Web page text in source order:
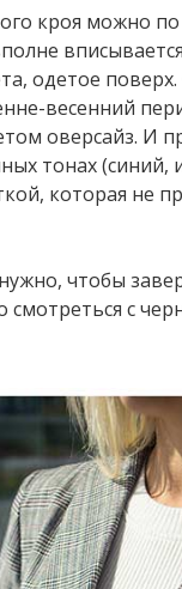
кроя можно
одетое
весенний
оверсайз. И
тонах (синий,
которая не
нужно, чтобы
смотреться с